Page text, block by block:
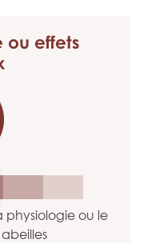
ou effets
ou le